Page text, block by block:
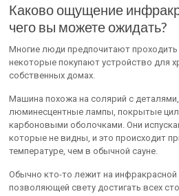
Каково ощущение
чего вы можете ожидать?
Многие люди предпочитают проходить
некоторые покупают устройство для
собственных домах.
Машина похожа на солярий с
люминесцентные лампы, покрытые
карбоновыми оболочками. Они
которые не видны, и это происходит
температуре, чем в обычной сауне.
Обычно кто-то лежит на инфракрасной
позволяющей свету достигать всех